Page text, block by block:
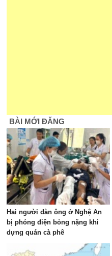
BÀI MỚI ĐĂNG
Hai người đàn ông ở Nghệ An
bị phóng điện bỏng nặng khi
dựng quán cà phê